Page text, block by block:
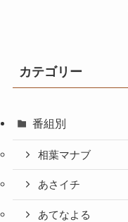
カテゴリー
番組別
相葉マナブ
あさイチ
あてなよる